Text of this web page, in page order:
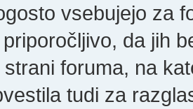
vsebujejo za
da jih
foruma, na
tudi za